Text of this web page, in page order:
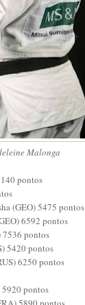
Malonga
pontos
(GEO) 5475 pontos
6592 pontos
pontos
5420 pontos
6250 pontos
pontos